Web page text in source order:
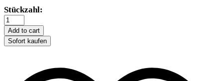
Trixie
Kleintiernapf
-
125ml
quantity
Stückzahl:
Add to cart
Sofort kaufen